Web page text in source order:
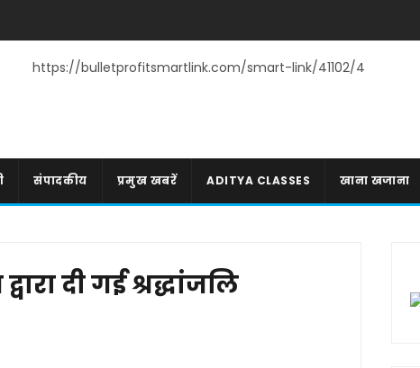
https://bulletprofitsmartlink.com/smart-link/41102/4
संपादकीय प्रमुख खबरें ADITYA CLASSES खाना खजाना
दी गई श्रद्धांजलि